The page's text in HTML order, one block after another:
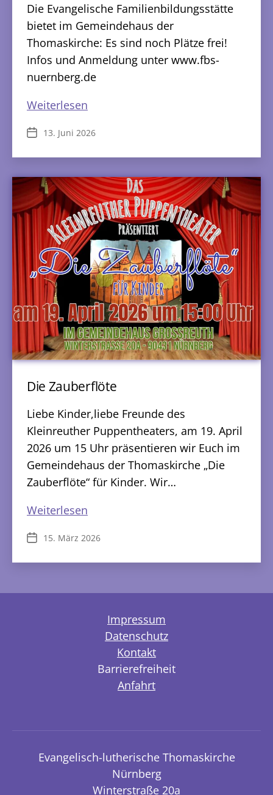
Die Evangelische Familienbildungsstätte
bietet im Gemeindehaus der
Thomaskirche: Es sind noch Plätze frei!
Infos und Anmeldung unter www.fbs-
nuernberg.de
Weiterlesen
Kinder
–
sind
noch
Plätze
frei!
Veröffentlichungsdatum
13. Juni 2026
Die Zauberflöte
Liebe Kinder,liebe Freunde des
Kleinreuther Puppentheaters, am 19. April
2026 um 15 Uhr präsentieren wir Euch im
Gemeindehaus der Thomaskirche „Die
Zauberflöte“ für Kinder. Wir…
Weiterlesen
Veröffentlichungsdatum
15. März 2026
Impressum
Datenschutz
Kontakt
Barrierefreiheit
Anfahrt
Evangelisch-lutherische Thomaskirche
Nürnberg
Winterstraße 20a